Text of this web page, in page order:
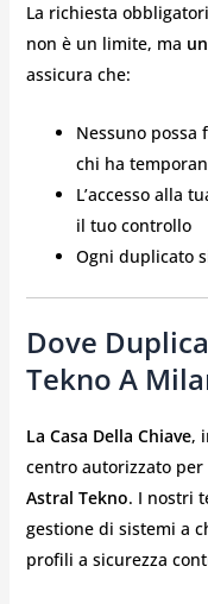
La richiesta
non è un limite, ma
assicura che:
Nessuno possa
chi ha
L’accesso alla
il tuo controllo
Ogni duplicato
Dove
Tekno A
La Casa Della Chiave,
centro autorizzato
Astral Tekno. I nostri
gestione di sistemi a
profili a sicurezza